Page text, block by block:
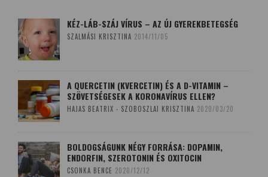
KÉZ-LÁB-SZÁJ VÍRUS – AZ ÚJ GYEREKBETEGSÉG
SZALMÁSI KRISZTINA 2014/11/05
A QUERCETIN (KVERCETIN) ÉS A D-VITAMIN –
SZÖVETSÉGESEK A KORONAVÍRUS ELLEN?
HAJAS BEATRIX - SZOBOSZLAI KRISZTINA 2020/03/20
BOLDOGSÁGUNK NÉGY FORRÁSA: DOPAMIN,
ENDORFIN, SZEROTONIN ÉS OXITOCIN
CSONKA BENCE 2020/12/12